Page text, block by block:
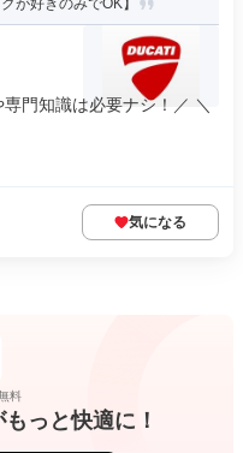
が好きのみでOK】
門知識は必要ナシ！／ ＼
気になる
料
っと快適に！